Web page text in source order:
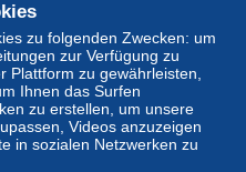
zu folgenden Zwecken: um
zur Verfügung zu
Plattform zu gewährleisten,
Ihnen das Surfen
zu erstellen, um unsere
Videos anzuzeigen
in sozialen Netzwerken zu